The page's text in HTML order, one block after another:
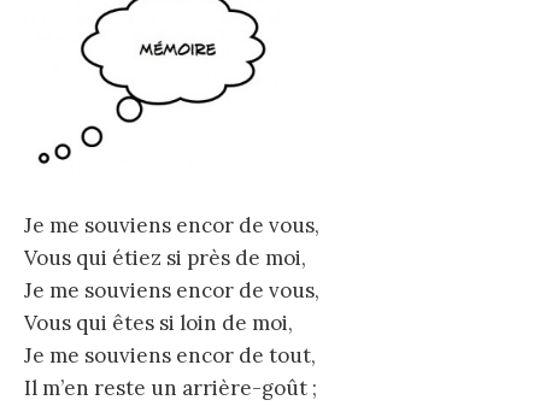
Je me souviens encor de vous,
Vous qui étiez si près de moi,
Je me souviens encor de vous,
Vous qui êtes si loin de moi,
Je me souviens encor de tout,
Il m’en reste un arrière-goût ;